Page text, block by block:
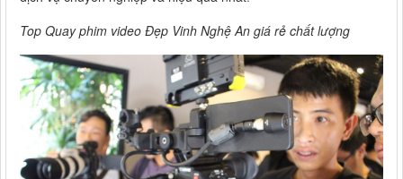
Top Quay phim video Đẹp Vinh Nghệ An giá rẻ chất lượng